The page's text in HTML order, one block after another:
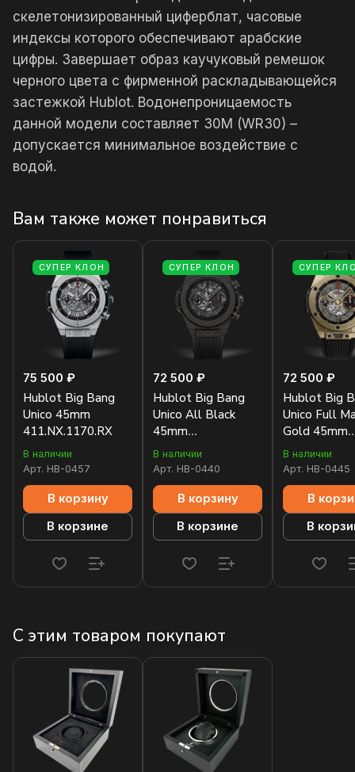
скелетонизированный циферблат, часовые
индексы которого обеспечивают арабские
цифры. Завершает образ каучуковый ремешок
черного цвета с фирменной раскладывающейся
застежкой Hublot. Водонепроницаемость
данной модели составляет 30М (WR30) –
допускается минимальное воздействие с
водой.
Вам также может понравиться
СУПЕР КЛОН
75 500 ₽
Hublot Big Bang
Unico 45mm
411.NX.1170.RX
В наличии
Арт. HB-0457
В корзину
В корзине
СУПЕР КЛОН
72 500 ₽
Hublot Big Bang
Unico All Black
45mm
411.CI.1110.RX
В наличии
Арт. HB-0440
В корзину
В корзине
СУПЕР
72 500 ₽
Hublot Big
Unico Full
Gold 45mm
В наличии
Арт. HB-0445
В
В
С этим товаром покупают